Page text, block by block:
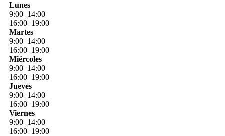
Lunes
9:00–14:00
16:00–19:00
Martes
9:00–14:00
16:00–19:00
Miércoles
9:00–14:00
16:00–19:00
Jueves
9:00–14:00
16:00–19:00
Viernes
9:00–14:00
16:00–19:00